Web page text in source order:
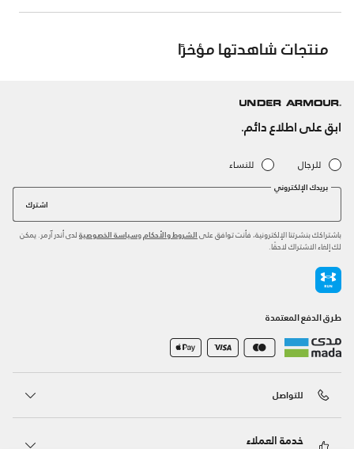
منتجات شاهدتها مؤخرًا
ابق على اطلاع دائم.
للرجال للنساء
بريدك الإلكتروني
اشترك
باشتراكك بنشرتنا الإلكترونية، فأنت توافق على الشروط والأحكام وسياسة الخصوصية لدى أندر آرمر. يمكن
لك إلغاء الاشتراك لاحقًا.
طرق الدفع المعتمدة
للتواصل
خدمة العملاء